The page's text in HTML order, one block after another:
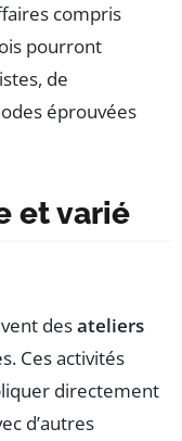
compris
pourront
de
éprouvées
et varié
desateliers
Ces activités
directement
d’autres